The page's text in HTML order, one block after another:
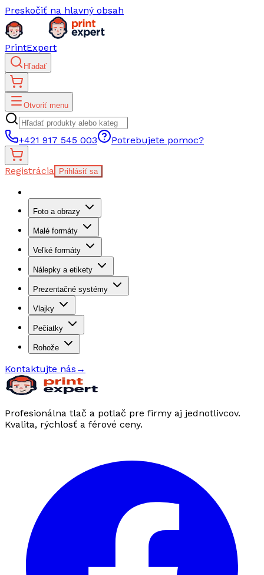
Preskočiť na hlavný obsah
PrintExpert
Hľadať
Otvoriť menu
+421 917 545 003 Potrebujete pomoc?
Registrácia Prihlásiť sa
Foto a obrazy
Malé formáty
Veľké formáty
Nálepky a etikety
Prezentačné systémy
Vlajky
Pečiatky
Rohože
Kontaktujte nás →
Profesionálna tlač a potlač pre firmy aj jednotlivcov.
Kvalita, rýchlosť a férové ceny.